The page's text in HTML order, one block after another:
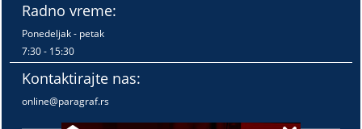
Radno vreme:
Ponedeljak - petak
7:30 - 15:30
Kontaktirajte nas:
online@paragraf.rs